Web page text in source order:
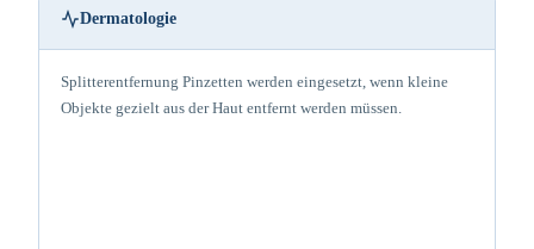
Dermatologie
Splitterentfernung Pinzetten werden eingesetzt, wenn kleine
Objekte gezielt aus der Haut entfernt werden müssen.